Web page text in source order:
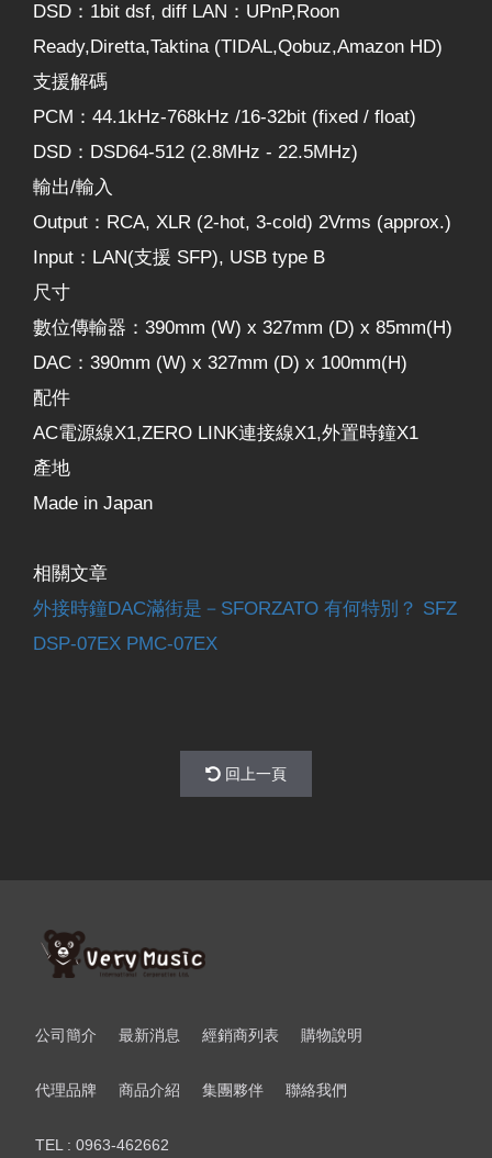
DSD：1bit dsf, diff LAN：UPnP,Roon
Ready,Diretta,Taktina (TIDAL,Qobuz,Amazon HD)
支援解碼
PCM：44.1kHz-768kHz /16-32bit (fixed / float)
DSD：DSD64-512 (2.8MHz - 22.5MHz)
輸出/輸入
Output：RCA, XLR (2-hot, 3-cold) 2Vrms (approx.)
Input：LAN(支援 SFP), USB type B
尺寸
數位傳輸器：390mm (W) x 327mm (D) x 85mm(H)
DAC：390mm (W) x 327mm (D) x 100mm(H)
配件
AC電源線X1,ZERO LINK連接線X1,外置時鐘X1
產地
Made in Japan
相關文章
外接時鐘DAC滿街是－SFORZATO 有何特別？ SFZ
DSP-07EX PMC-07EX
回上一頁
公司簡介 最新消息 經銷商列表 購物說明
代理品牌 商品介紹 集團夥伴 聯絡我們
TEL : 0963-462662